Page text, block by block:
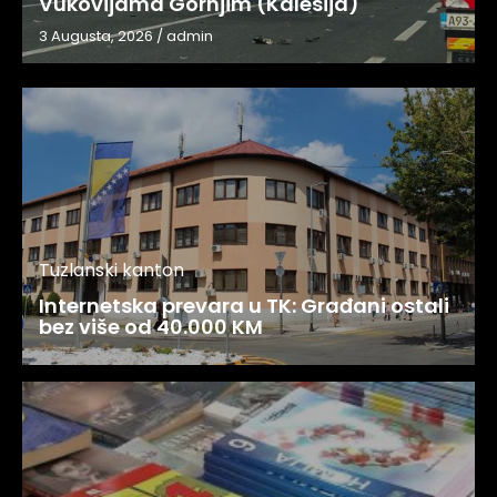
3 Augusta, 2026 / admin
Tuzlanski kanton
Internetska prevara u TK: Građani ostali
bez više od 40.000 KM